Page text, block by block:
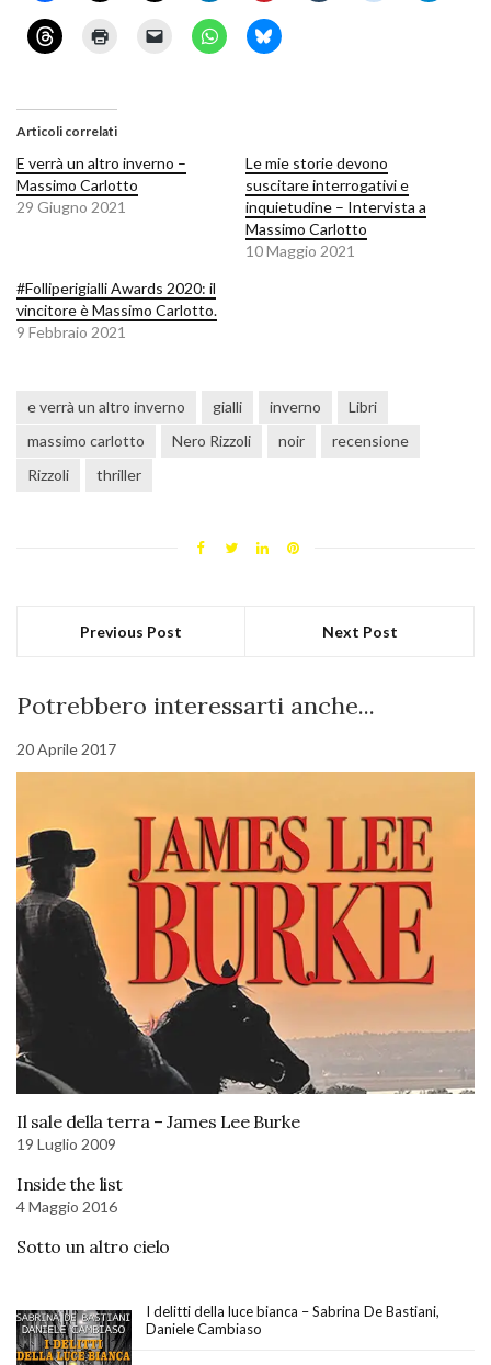
Articoli correlati
E verrà un altro inverno –
Massimo Carlotto
29 Giugno 2021
Le mie storie devono
suscitare interrogativi e
inquietudine – Intervista a
Massimo Carlotto
10 Maggio 2021
#Folliperigialli Awards 2020: il
vincitore è Massimo Carlotto.
9 Febbraio 2021
e verrà un altro inverno gialli inverno
Libri
massimo carlotto
Nero Rizzoli noir
recensione
Rizzoli
thriller
Previous Post Next Post
Potrebbero interessarti anche...
20 Aprile 2017
Il sale della terra – James Lee Burke
19 Luglio 2009
Inside the list
4 Maggio 2016
Sotto un altro cielo
I delitti della luce bianca – Sabrina De Bastiani,
Daniele Cambiaso